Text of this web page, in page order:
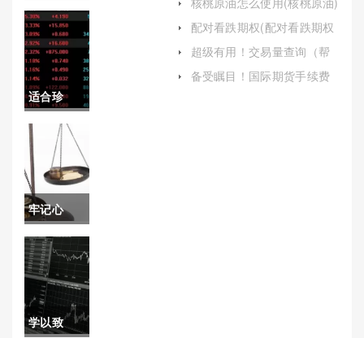
悟！海通
期货交易
软件(功能
全面，助
力投资决
策)
适合珍
藏！恒指
期货初始
保证金(股
指期货初
始保证金)
牢记心
中！中辉
期货德指
开户（帮
助投资者
学以致
配对看跌期权(配对看跌期权
超级有用！交易量查询（帮
策）
备受瞩目！国际期货手续费